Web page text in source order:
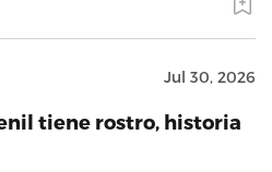
Jul 30, 2026
tiene rostro, historia